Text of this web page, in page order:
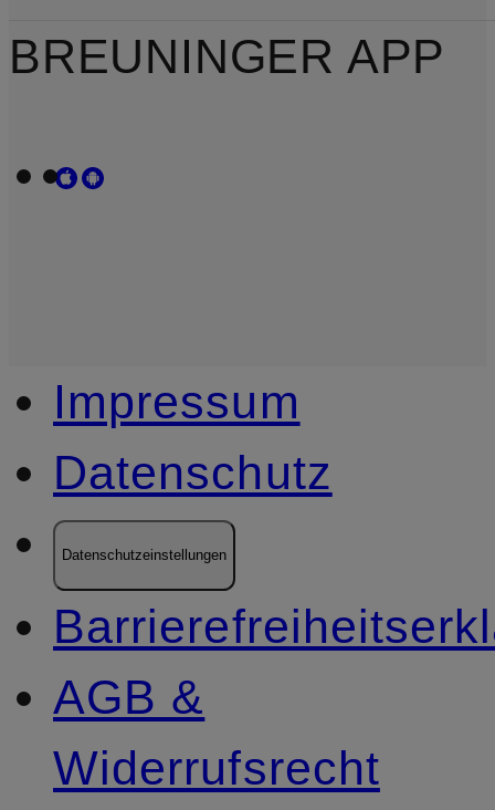
BREUNINGER APP
Impressum
Datenschutz
Datenschutzeinstellungen
AGB &
Widerrufsrecht